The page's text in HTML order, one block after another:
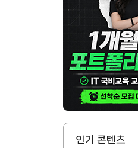
인기 콘텐츠